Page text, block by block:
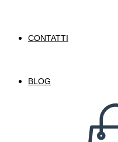
CONTATTI
BLOG